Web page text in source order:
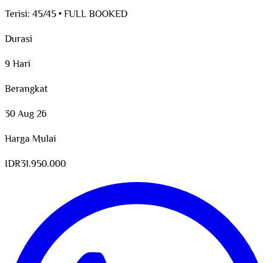
Terisi: 45/45•FULL BOOKED
Durasi
9 Hari
Berangkat
30 Aug 26
Harga Mulai
IDR31.950.000